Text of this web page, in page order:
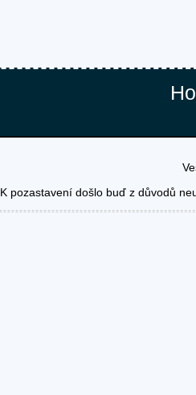
K pozastavení došlo buď z důvodů